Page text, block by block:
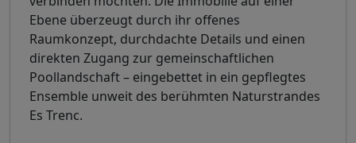
Ebene überzeugt durch ihr offenes
Raumkonzept, durchdachte Details und einen
direkten Zugang zur gemeinschaftlichen
Poollandschaft – eingebettet in ein gepflegtes
Ensemble unweit des berühmten Naturstrandes
Es Trenc.